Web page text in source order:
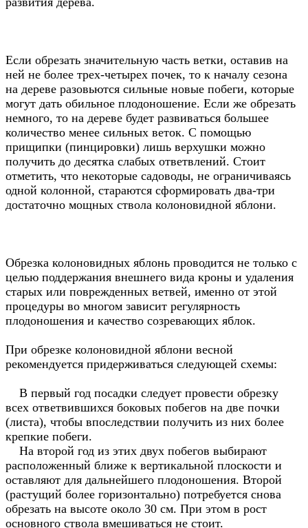
Если обрезать значительную часть ветки, оставив на
ней не более трех-четырех почек, то к началу сезона
на дереве разовьются сильные новые побеги, которые
могут дать обильное плодоношение. Если же обрезать
немного, то на дереве будет развиваться большее
количество менее сильных веток. С помощью
прищипки (пинцировки) лишь верхушки можно
получить до десятка слабых ответвлений. Стоит
отметить, что некоторые садоводы, не ограничиваясь
одной колонной, стараются сформировать два-три
достаточно мощных ствола колоновидной яблони.
Обрезка колоновидных яблонь проводится не только с
целью поддержания внешнего вида кроны и удаления
старых или поврежденных ветвей, именно от этой
процедуры во многом зависит регулярность
плодоношения и качество созревающих яблок.
При обрезке колоновидной яблони весной
рекомендуется придерживаться следующей схемы:
В первый год посадки следует провести обрезку
всех ответвившихся боковых побегов на две почки
(листа), чтобы впоследствии получить из них более
крепкие побеги.
На второй год из этих двух побегов выбирают
расположенный ближе к вертикальной плоскости и
оставляют для дальнейшего плодоношения. Второй
(растущий более горизонтально) потребуется снова
обрезать на высоте около 30 см. При этом в рост
основного ствола вмешиваться не стоит.